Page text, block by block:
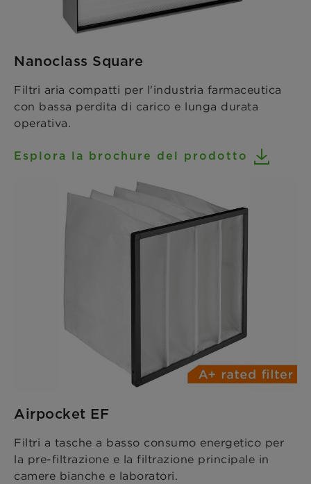
Nanoclass Square
Filtri aria compatti per l'industria farmaceutica
con bassa perdita di carico e lunga durata
operativa.
Esplora la brochure del prodotto
Airpocket EF
Filtri a tasche a basso consumo energetico per
la pre-filtrazione e la filtrazione principale in
camere bianche e laboratori.